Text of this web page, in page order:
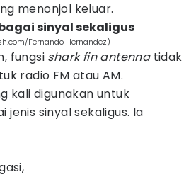
menonjol keluar.
sinyal sekaligus
Fernando Hernandez)
fungsi shark fin antennatidak
radio FM atau AM.
kali digunakan untuk
sinyal sekaligus. Ia